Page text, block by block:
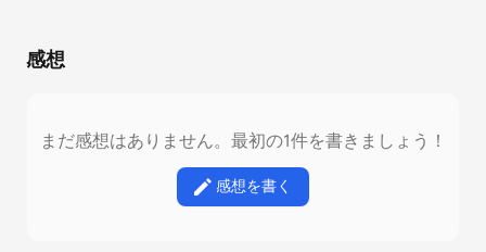
感想
まだ感想はありません。最初の1件を書きましょう！
感想を書く